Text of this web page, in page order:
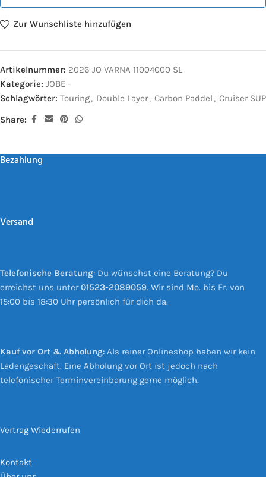
Zur Wunschliste hinzufügen
Artikelnummer: 2026 JO VARNA 11004000 SL
Kategorie: JOBE -
Schlagwörter: Touring, Double Layer, Carbon Paddel , Cruiser SUP
Share:
Bezahlung
Versand
Telefonische Beratung: Du wünschst eine Beratung? Du
erreichst uns unter01523-2089059. Wir sind Mo. bis Fr. von
15:00 bis 18:30 Uhr persönlich für dich da.
Kauf vor Ort & Abholung: Als reiner Onlineshop haben wir kein
Ladengeschäft. Eine Abholung vor Ort ist jedoch nach
telefonischer Terminvereinbarung gerne möglich.
Vertrag Wiederrufen
Kontakt